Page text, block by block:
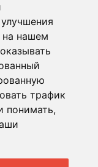
на нашем
трафик
понимать,
пр-т Газеты